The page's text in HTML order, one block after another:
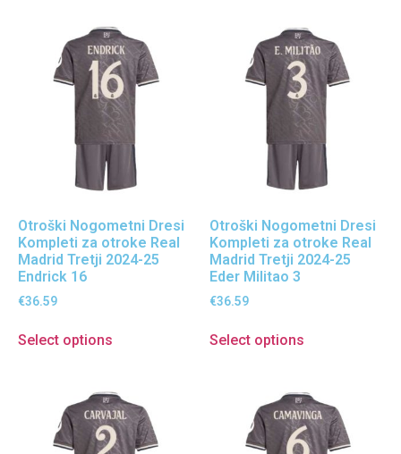
Otroški Nogometni Dresi
Kompleti za otroke Real
Madrid Tretji 2024-25
Endrick 16
€36.59
Select options
Otroški Nogometni Dresi
Kompleti za otroke Real
Madrid Tretji 2024-25
Eder Militao 3
€36.59
Select options